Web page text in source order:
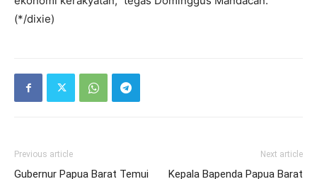
(*/dixie)
Previous article
Gubernur Papua Barat Temui
Next article
Kepala Bapenda Papua Barat